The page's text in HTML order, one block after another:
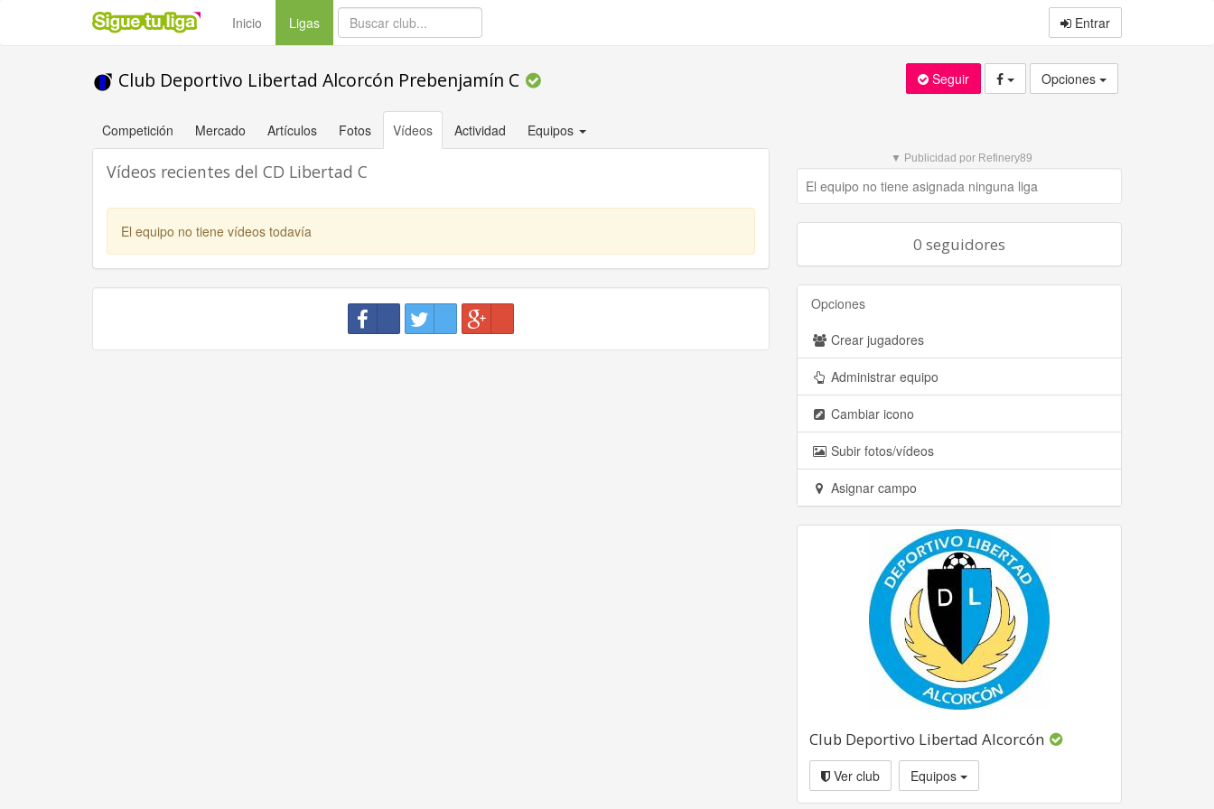
Inicio Ligas(current) Entrar
Club Deportivo Libertad Alcorcón Prebenjamín C Seguir Opciones
Competición Mercado Artículos Fotos Vídeos Actividad Equipos
Vídeos recientes del CD Libertad C
El equipo no tiene vídeos todavía
▼ Publicidad por Refinery89
El equipo no tiene asignada ninguna liga
0 seguidores
Opciones
Crear jugadores
Administrar equipo
Cambiar icono
Subir fotos/vídeos
Asignar campo
Club Deportivo Libertad Alcorcón
Ver club Equipos